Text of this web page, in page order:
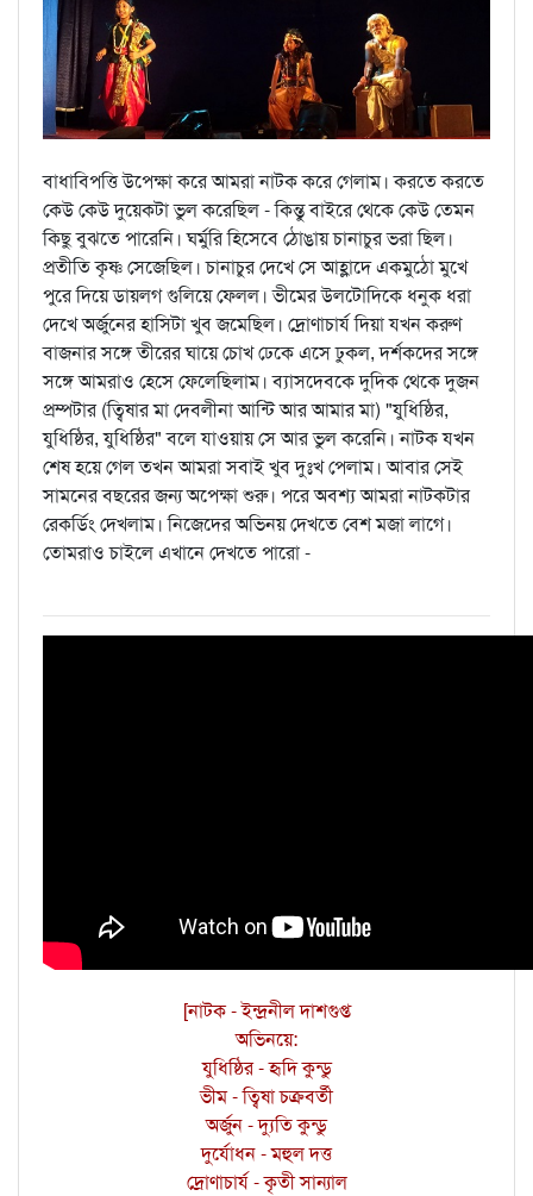
বাধাবিপত্তি উপেক্ষা করে আমরা নাটক করে গেলাম। করতে করতে
কেউ কেউ দুয়েকটা ভুল করেছিল - কিন্তু বাইরে থেকে কেউ তেমন
কিছু বুঝতে পারেনি। ঘর্মুরি হিসেবে ঠোঙায় চানাচুর ভরা ছিল।
প্রতীতি কৃষ্ণ সেজেছিল। চানাচুর দেখে সে আহ্লাদে একমুঠো মুখে
পুরে দিয়ে ডায়লগ গুলিয়ে ফেলল। ভীমের উলটোদিকে ধনুক ধরা
দেখে অর্জুনের হাসিটা খুব জমেছিল। দ্রোণাচার্য দিয়া যখন করুণ
বাজনার সঙ্গে তীরের ঘায়ে চোখ ঢেকে এসে ঢুকল, দর্শকদের সঙ্গে
সঙ্গে আমরাও হেসে ফেলেছিলাম। ব্যাসদেবকে দুদিক থেকে দুজন
প্রম্পটার (ত্বিষার মা দেবলীনা আন্টি আর আমার মা) "যুধিষ্ঠির,
যুধিষ্ঠির, যুধিষ্ঠির" বলে যাওয়ায় সে আর ভুল করেনি। নাটক যখন
শেষ হয়ে গেল তখন আমরা সবাই খুব দুঃখ পেলাম। আবার সেই
সামনের বছরের জন্য অপেক্ষা শুরু। পরে অবশ্য আমরা নাটকটার
রেকর্ডিং দেখলাম। নিজেদের অভিনয় দেখতে বেশ মজা লাগে।
তোমরাও চাইলে এখানে দেখতে পারো -
[নাটক - ইন্দ্রনীল দাশগুপ্ত
অভিনয়ে:
যুধিষ্ঠির - হৃদি কুন্ডু
ভীম - ত্বিষা চক্রবর্তী
অর্জুন - দ্যুতি কুন্ডু
দুর্যোধন - মহুল দত্ত
দ্রোণাচার্য - কৃতী সান্যাল